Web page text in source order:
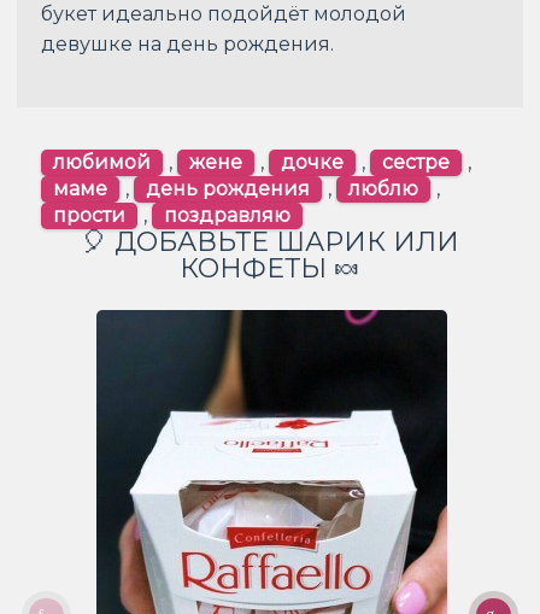
букет идеально подойдёт молодой
девушке на день рождения.
любимой , жене , дочке , сестре
,
маме
, день рождения , люблю
,
прости
, поздравляю
🎈 ДОБАВЬТЕ ШАРИК ИЛИ
КОНФЕТЫ 🍬